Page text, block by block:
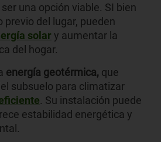
una opción viable. SI bien
previo del lugar, pueden
solar y aumentar la
del hogar.
energía geotérmica, que
subsuelo para climatizar
. Su instalación puede
estabilidad energética y